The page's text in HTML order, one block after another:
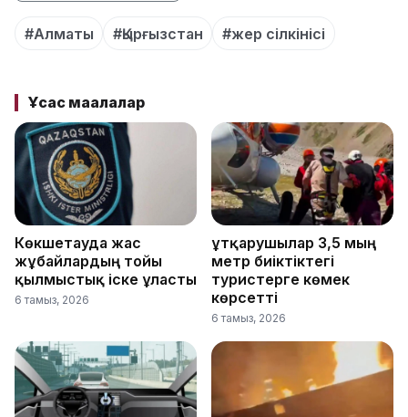
#Алматы #Қырғызстан #жер сілкінісі
Ұқсас мақалалар
Көкшетауда жас
жұбайлардың тойы
қылмыстық іске ұласты
6 тамыз, 2026
Құтқарушылар 3,5 мың
метр биіктіктегі
туристерге көмек
көрсетті
6 тамыз, 2026